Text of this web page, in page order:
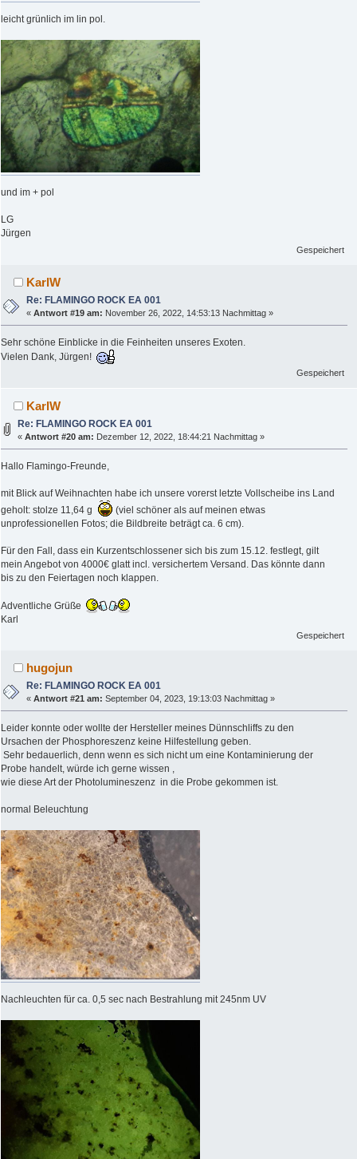
leicht grünlich im lin pol.
und im + pol
LG
Jürgen
Gespeichert
KarlW
Re: FLAMINGO ROCK EA 001
«Antwort #19 am: November 26, 2022, 14:53:13 Nachmittag »
Sehr schöne Einblicke in die Feinheiten unseres Exoten.
Vielen Dank, Jürgen!
Gespeichert
KarlW
Re: FLAMINGO ROCK EA 001
«Antwort #20 am: Dezember 12, 2022, 18:44:21 Nachmittag »
Hallo Flamingo-Freunde,
mit Blick auf Weihnachten habe ich unsere vorerst letzte Vollscheibe ins Land
geholt: stolze 11,64 g
(viel schöner als auf meinen etwas
unprofessionellen Fotos; die Bildbreite beträgt ca. 6 cm).
Für den Fall, dass ein Kurzentschlossener sich bis zum 15.12. festlegt, gilt
mein Angebot von 4000€ glatt incl. versichertem Versand. Das könnte dann
bis zu den Feiertagen noch klappen.
Adventliche Grüße
Karl
Gespeichert
hugojun
Re: FLAMINGO ROCK EA 001
«Antwort #21 am: September 04, 2023, 19:13:03 Nachmittag »
Leider konnte oder wollte der Hersteller meines Dünnschliffs zu den
Ursachen der Phosphoreszenz keine Hilfestellung geben.
Sehr bedauerlich, denn wenn es sich nicht um eine Kontaminierung der
Probe handelt, würde ich gerne wissen ,
wie diese Art der Photolumineszenz in die Probe gekommen ist.
normal Beleuchtung
Nachleuchten für ca. 0,5 sec nach Bestrahlung mit 245nm UV